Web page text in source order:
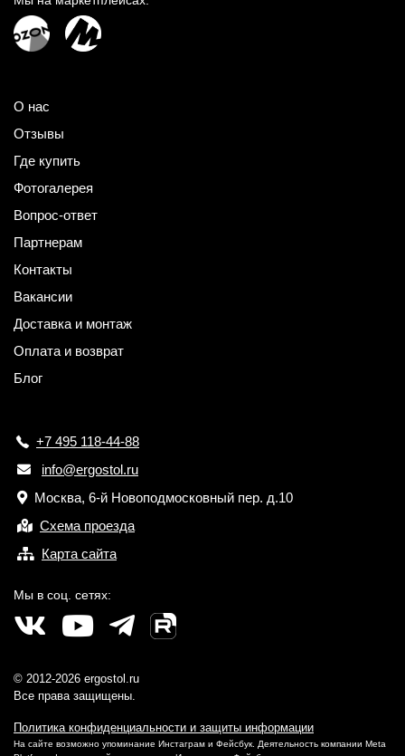
О нас
Отзывы
Где купить
Фотогалерея
Вопрос-ответ
Партнерам
Контакты
Вакансии
Доставка и монтаж
Оплата и возврат
Блог
+7 495 118-44-88
info@ergostol.ru
Москва, 6-й Новоподмосковный пер. д.10
Схема проезда
Карта сайта
Мы в соц. сетях:
© 2012-2026 ergostol.ru
Все права защищены.
Политика конфиденциальности и защиты информации
На сайте возможно упоминание Инстаграм и Фейсбук. Деятельность компании Meta